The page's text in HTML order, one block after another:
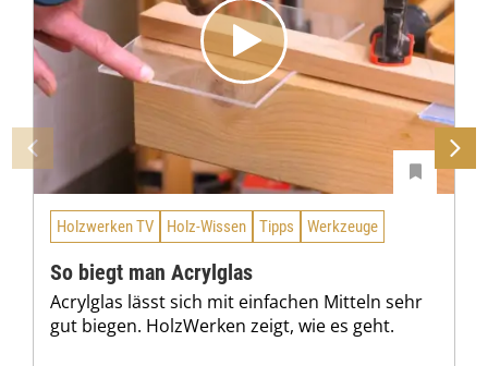
Holzwerken TV Holz-Wissen Tipps Werkzeuge
So biegt man Acrylglas
Acrylglas lässt sich mit einfachen Mitteln sehr
gut biegen. HolzWerken zeigt, wie es geht.